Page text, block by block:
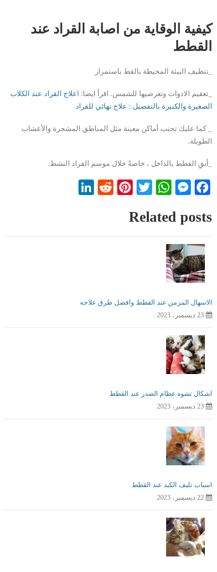
كيفية الوقاية من اصابة القراد عند
القطط
_تنظيف البيئة المحيطة بالقط باستمرار
_تعقيم الادوات وتعرضيها للشمس. اقرأ ايضا: ا علاج القراد عند الكلاب
الصغيرة والكبيرة بالتفصيل : علاج نهائي للقراد
_ كما عليك تجنب أماكن معينة مثل المناطق المشجرة والأعشاب
الطويلة.
_أبقِ القطط بالداخل ، خاصةً خلال موسم القراد النشط.
Facebook
Messenger
WhatsApp
Twitter
Pinterest
Reddit
Related posts
الاسهال المزمن عند القطط وافضل طرق علاجه
23 ديسمبر، 2023
اشكال تشوه عظام الصدر عند القطط
23 ديسمبر، 2023
اسباب تليف الكبد عند القطط
22 ديسمبر، 2023